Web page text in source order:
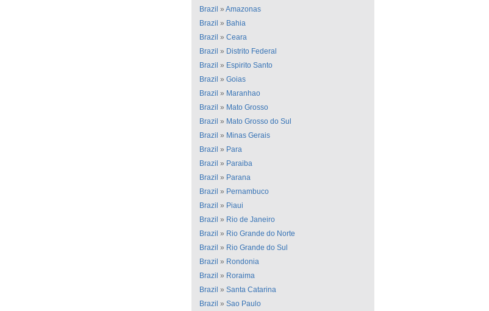
Brazil » Amazonas
Brazil » Bahia
Brazil » Ceara
Brazil » Distrito Federal
Brazil » Espirito Santo
Brazil » Goias
Brazil » Maranhao
Brazil » Mato Grosso
Brazil » Mato Grosso do Sul
Brazil » Minas Gerais
Brazil » Para
Brazil » Paraiba
Brazil » Parana
Brazil » Pernambuco
Brazil » Piaui
Brazil » Rio de Janeiro
Brazil » Rio Grande do Norte
Brazil » Rio Grande do Sul
Brazil » Rondonia
Brazil » Roraima
Brazil » Santa Catarina
Brazil » Sao Paulo